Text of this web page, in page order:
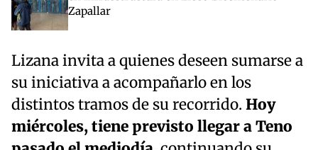
Zapallar
Lizana invita a quienes deseen sumarse a
su iniciativa a acompañarlo en los
distintos tramos de su recorrido. Hoy
miércoles, tiene previsto llegar a Teno